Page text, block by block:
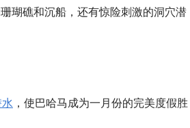
瑚礁和沉船，还有惊险刺激的洞穴潜
，使巴哈马成为一月份的完美度假胜